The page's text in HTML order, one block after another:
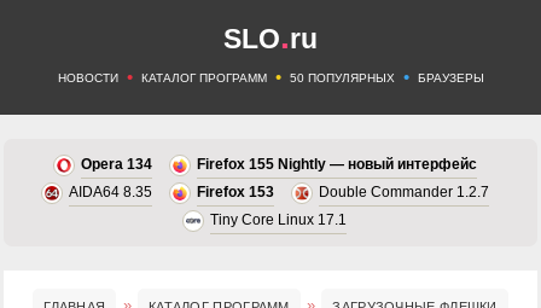
SLO.ru
НОВОСТИ • КАТАЛОГ ПРОГРАММ • 50 ПОПУЛЯРНЫХ • БРАУЗЕРЫ
Opera 134
Firefox 155 Nightly — новый интерфейс
AIDA64 8.35
Firefox 153
Double Commander 1.2.7
Tiny Core Linux 17.1